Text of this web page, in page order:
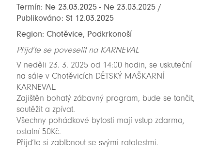
Termín: Ne 23.03.2025 - Ne 23.03.2025 /
Publikováno: St 12.03.2025
Region: Chotěvice, Podkrkonoší
Přijďte se poveselit na KARNEVAL
V neděli 23. 3. 2025 od 14:00 hodin, se uskuteční
na sále v Chotěvicích DĚTSKÝ MAŠKARNÍ
KARNEVAL.
Zajištěn bohatý zábavný program, bude se tančit,
soutěžit a zpívat.
Všechny pohádkové bytosti mají vstup zdarma,
ostatní 50Kč.
Přijďte si zablbnout se svými ratolestmi.